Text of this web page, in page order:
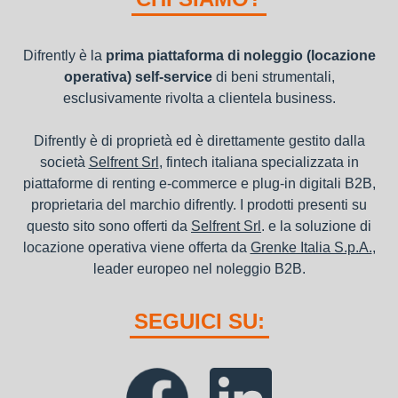
canoni di noleggio sono deducibili ai fini IRES e IRAP
Difrently è la prima piattaforma di noleggio (locazione
operativa) self-servicedi beni strumentali,
esclusivamente rivolta a clientela business.
Difrently è di proprietà ed è direttamente gestito dalla
società Selfrent Srl , fintech italiana specializzata in
piattaforme di renting e-commerce e plug-in digitali B2B,
proprietaria del marchio difrently. I prodotti presenti su
questo sito sono offerti da Selfrent Srl . e la soluzione di
locazione operativa viene offerta da Grenke Italia S.p.A.,
leader europeo nel noleggio B2B.
SEGUICI SU: